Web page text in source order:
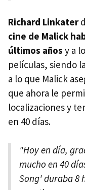
Richard Linkater
cine de Malick
últimos años y a
películas, siendo
a lo que Malick
que ahora le
localizaciones y
en 40 días.
"Hoy en día,
mucho en 40
Song' duraba 8